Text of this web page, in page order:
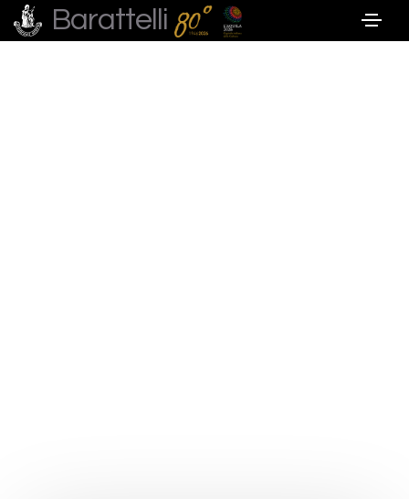
Barattelli